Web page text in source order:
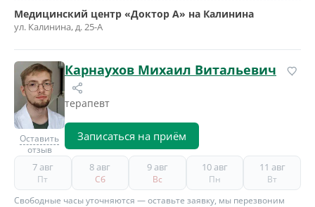
Медицинский центр «Доктор А» на Калинина
ул. Калинина, д. 25-А
Оставить
отзыв
Карнаухов Михаил Витальевич
терапевт
Записаться на приём
7 авг
Пт
8 авг
Сб
9 авг
Вс
10 авг
Пн
11 авг
Вт
Свободные часы уточняются — оставьте заявку, мы перезвоним